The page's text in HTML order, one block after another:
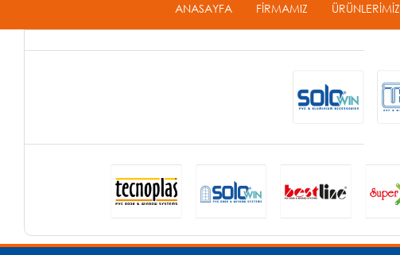
ANASAYFA FİRMAMIZ ÜRÜNLERİMİZ